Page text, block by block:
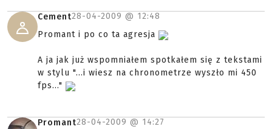
Cement28-04-2009 @ 12:48
Promant i po co ta agresja
A ja jak już wspomniałem spotkałem się z tekstami
w stylu "...i wiesz na chronometrze wyszło mi 450
fps..."
Promant28-04-2009 @ 14:27